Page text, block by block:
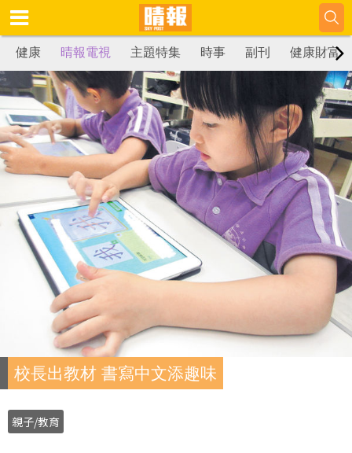
健康 晴報電視 主題特集 時事 副刊 健康財富
校長出教材 書寫中文添趣味
親子/教育